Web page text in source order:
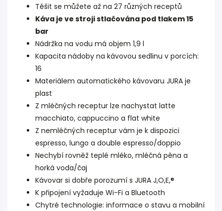
Těšit se můžete až na 27 různých receptů
Káva je ve stroji stlačována pod tlakem15
bar
Nádržka na vodu má objem 1,9 l
Kapacita nádoby na kávovou sedlinu v porcích:
16
Materiálem automatického kávovaru JURA je
plast
Z mléčných receptur lze nachystat latte
macchiato, cappuccino a flat white
Z nemléčných receptur vám je k dispozici
espresso, lungo a double espresso/doppio
Nechybí rovněž teplé mléko, mléčná pěna a
horká voda/čaj
Kávovar si dobře porozumí s JURA J,O,E,®
K připojení vyžaduje Wi-Fi a Bluetooth
Chytré technologie: informace o stavu a mobilní